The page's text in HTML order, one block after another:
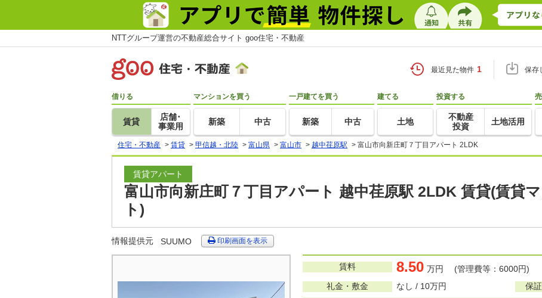
NTTグループ運営の不動産総合サイト goo住宅・不動産
最近見た物件 1 保存
借りる
賃貸
店舗･
事業用
マンションを買う
新築 中古
一戸建てを買う
新築 中古
建てる
土地
投資する
不動産
投資
土地活用
住宅・不動産 > 賃貸 > 甲信越・北陸 > 富山県 > 富山市 > 越中荏原駅 > 富山市向新庄町７丁目アパート 2LDK
賃貸アパート
富山市向新庄町７丁目アパート 越中荏原駅 2LDK 賃貸(賃貸
ト)
情報提供元 SUUMO 印刷画面を表示
賃料 8.50 万円 (管理費等：6000円)
礼金・敷金
なし / 10万円 保